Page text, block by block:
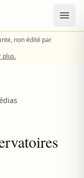
non édité par
plus.